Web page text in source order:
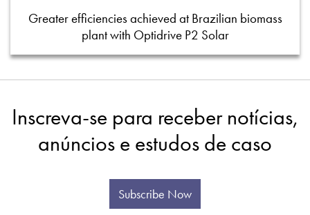
Greater efficiencies achieved at Brazilian biomass
plant with Optidrive P2 Solar
Inscreva-se para receber notícias,
anúncios e estudos de caso
Subscribe Now